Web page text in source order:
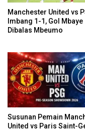
Manchester United vs
Imbang 1-1, Gol Mbaye
Dibalas Mbeumo
Susunan Pemain
United vs Paris Saint-